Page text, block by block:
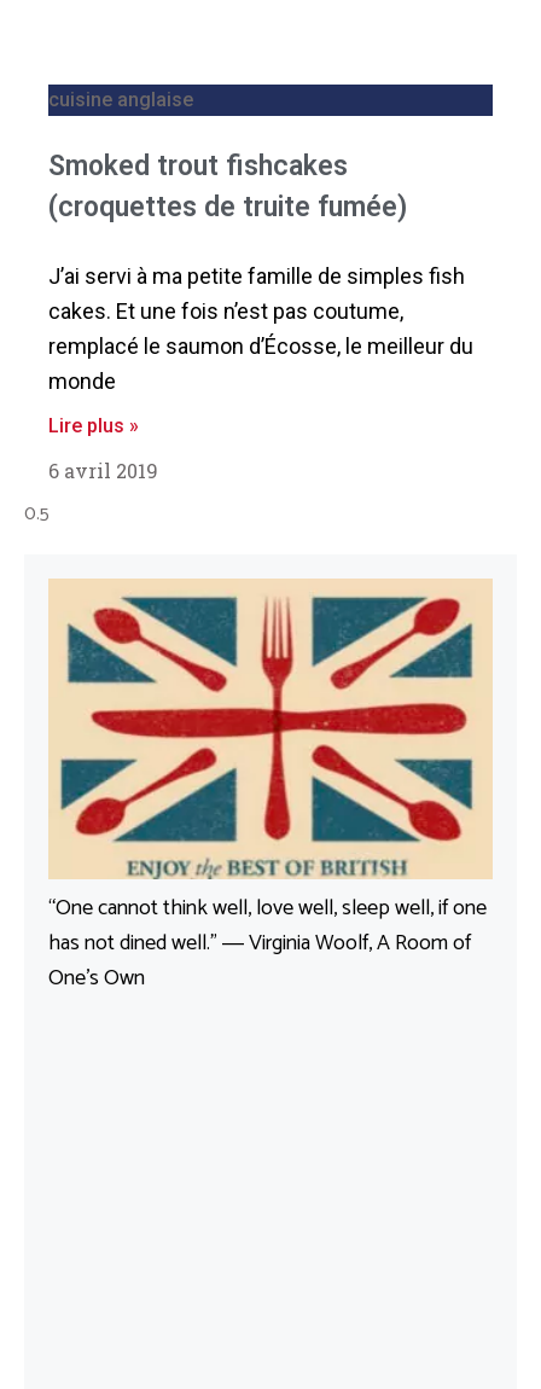
cuisine anglaise
Smoked trout fishcakes
(croquettes de truite fumée)
J’ai servi à ma petite famille de simples fish
cakes. Et une fois n’est pas coutume,
remplacé le saumon d’Écosse, le meilleur du
monde
Lire plus »
6 avril 2019
“One cannot think well, love well, sleep well, if one
has not dined well.” ― Virginia Woolf, A Room of
One’s Own